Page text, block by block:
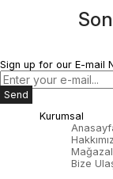
Sign up for our E-mail
Send
Kurumsal
Bize